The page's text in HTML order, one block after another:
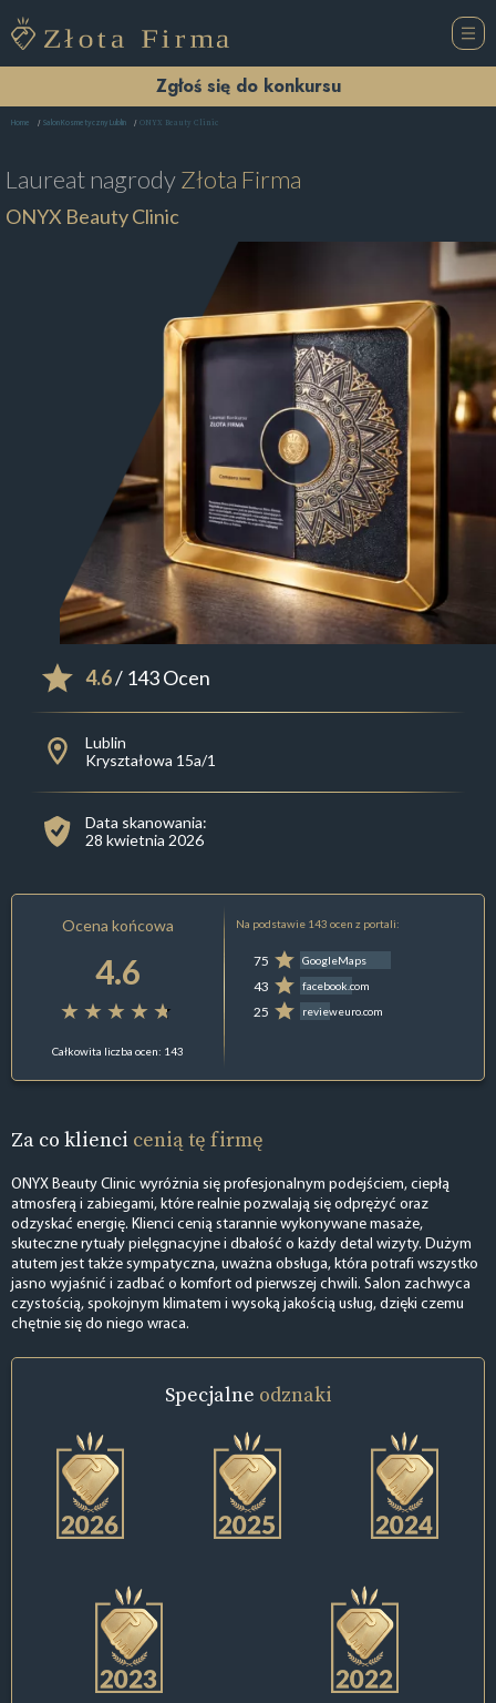
Zgłoś się do konkursu
Home Salon Kosmetyczny Lublin ONYX Beauty Clinic
Laureat nagrodyZłota Firma
ONYX Beauty Clinic
4.6/ 143 Ocen
Lublin
Kryształowa 15a/1
Data skanowania:
28 kwietnia 2026
Ocena końcowa
4.6
Całkowita liczba ocen: 143
Na podstawie 143 ocen z portali:
75 GoogleMaps
43 facebook.com
25 revieweuro.com
Za co klienci cenią tę firmę
ONYX Beauty Clinic wyróżnia się profesjonalnym podejściem, ciepłą
atmosferą i zabiegami, które realnie pozwalają się odprężyć oraz
odzyskać energię. Klienci cenią starannie wykonywane masaże,
skuteczne rytuały pielęgnacyjne i dbałość o każdy detal wizyty. Dużym
atutem jest także sympatyczna, uważna obsługa, która potrafi wszystko
jasno wyjaśnić i zadbać o komfort od pierwszej chwili. Salon zachwyca
czystością, spokojnym klimatem i wysoką jakością usług, dzięki czemu
chętnie się do niego wraca.
Specjalne odznaki